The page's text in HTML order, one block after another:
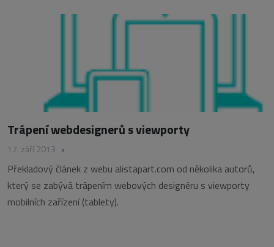
Trápení webdesignerů s viewporty
17. září 2013 •
Překladový článek z webu alistapart.com od několika autorů,
který se zabývá trápením webových designéru s viewporty
mobilních zařízení (tablety).